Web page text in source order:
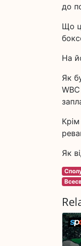
до
Що
На
Як
Як